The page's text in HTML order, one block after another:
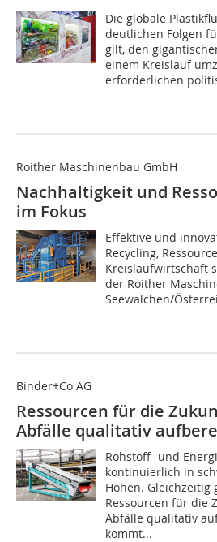
Die globale
deutlichen Folgen
gilt, den
einem Kreislauf
erforderlichen
Roither Maschinenbau GmbH
Nachhaltigkeit und
im Fokus
Effektive und
Recycling,
Kreislaufwirtschaft
der Roither
Seewalchen/
Binder+Co AG
Ressourcen für die
Abfälle qualitativ
Rohstoff- und
kontinuierlich in
Höhen. Gleichzeitig
Ressourcen für die
Abfälle qualitativ
kommt...